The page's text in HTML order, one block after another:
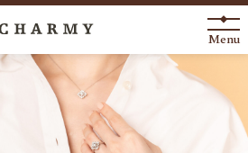
New Arrival
About
Menu